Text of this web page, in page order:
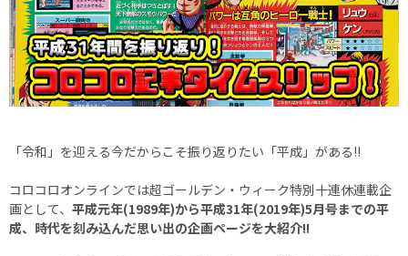
「令和」を迎える今だからこそ振り返りたい「平成」がある!!
コロコロオンラインでは超ゴールデン・ウィーク特別十連休連載企
画として、 平成元年(1989年)から平成31年(2019年)5月号までの平
成、時代を刻み込んだ思い出の企画ページを大紹介!!